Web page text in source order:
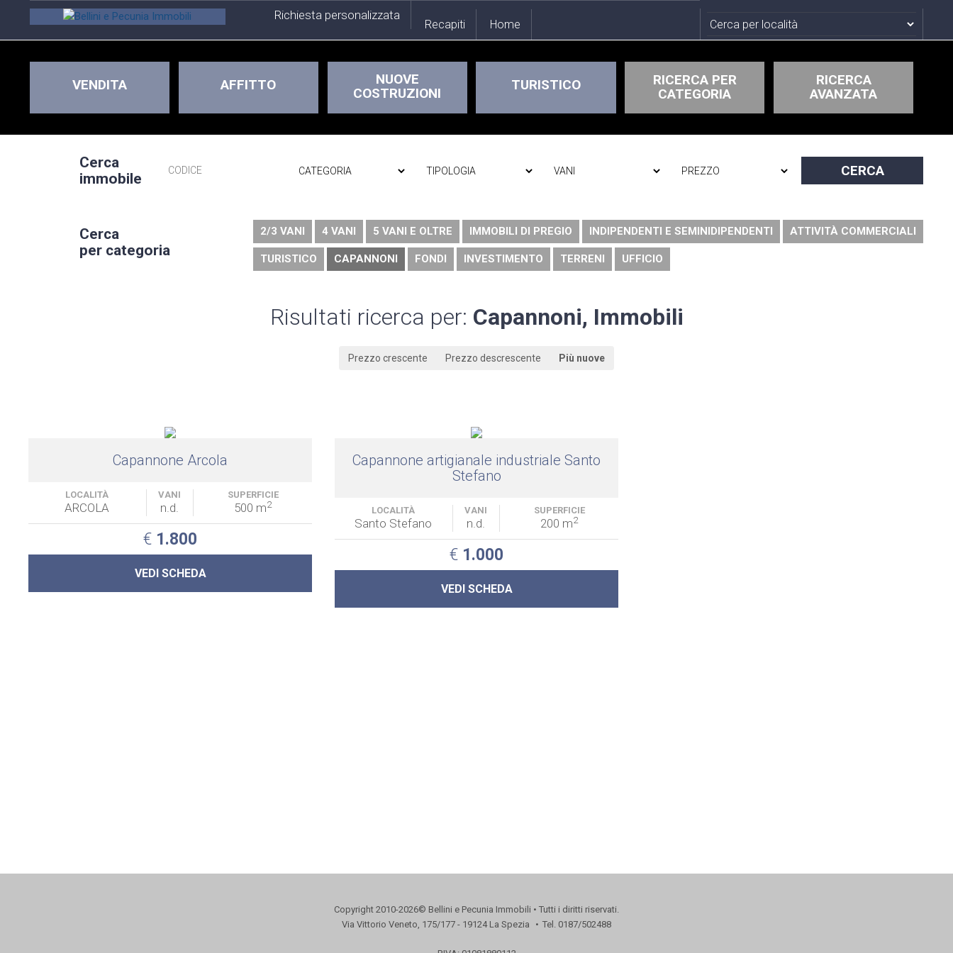
Richiesta personalizzata
Recapiti Home
VENDITA AFFITTO
NUOVE
COSTRUZIONI
TURISTICO
RICERCA PER
CATEGORIA
RICERCA
AVANZATA
Cerca
immobile
Cerca
per categoria
2/3 VANI 4 VANI 5 VANI E OLTRE IMMOBILI DI PREGIO INDIPENDENTI E SEMINIDIPENDENTI ATTIVITÀ COMMERCIALI
TURISTICO CAPANNONI FONDI INVESTIMENTO TERRENI UFFICIO
Risultati ricerca per: Capannoni, Immobili
Prezzo crescente Prezzo descrescente Più nuove
Capannone Arcola
LOCALITÀ
ARCOLA
VANI
n.d.
SUPERFICIE
500 m2
€ 1.800
VEDI SCHEDA
Capannone artigianale industriale Santo
Stefano
LOCALITÀ
Santo Stefano
VANI
n.d.
SUPERFICIE
200 m2
€ 1.000
VEDI SCHEDA
Copyright 2010-2026© Bellini e Pecunia Immobili • Tutti i diritti riservati.
Via Vittorio Veneto, 175/177 - 19124 La Spezia
• Tel. 0187/502488